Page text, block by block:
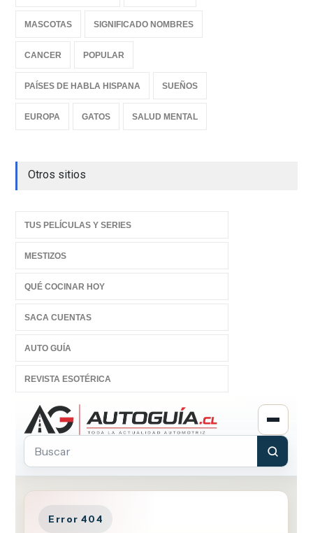
MASCOTAS SIGNIFICADO NOMBRES
CANCER POPULAR
PAÍSES DE HABLA HISPANA SUEÑOS
EUROPA GATOS SALUD MENTAL
Otros sitios
TUS PELÍCULAS Y SERIES
MESTIZOS
QUÉ COCINAR HOY
SACA CUENTAS
AUTO GUÍA
REVISTA ESOTÉRICA